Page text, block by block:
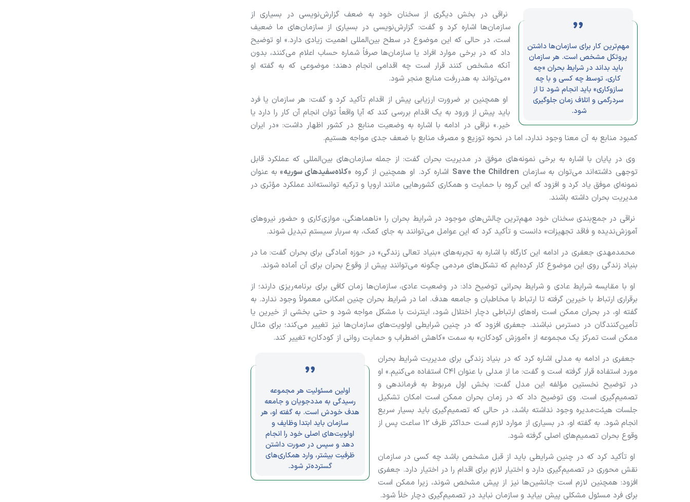
مهم‌ترین کار برای سازمان‌ها داشتن
پروتکل مشخص است. هر سازمان
باید بداند در شرایط بحران «چه
کاری، توسط چه کسی و با چه
سازوکاری» باید انجام شود تا از
سردرگمی و اتلاف زمان جلوگیری
شود.
نراقی در بخش دیگری از سخنان خود به ضعف گزارش‌نویسی در بسیاری از
سازمان‌ها اشاره کرد و گفت: گزارش‌نویسی در بسیاری از سازمان‌های ما ضعیف
است، در حالی که این موضوع در سطح بین‌المللی اهمیت زیادی دارد.» او توضیح
داد که در برخی موارد افراد یا سازمان‌ها صرفاً شماره حساب اعلام می‌کنند، بدون
آنکه مشخص کنند قرار است چه اقدامی انجام دهند؛ موضوعی که به گفته او
«می‌تواند به هدررفت منابع منجر شود.
او همچنین بر ضرورت ارزیابی پیش از اقدام تأکید کرد و گفت: هر سازمان یا فرد
باید پیش از ورود به یک اقدام بررسی کند که آیا واقعاً توان انجام آن کار را دارد یا
خیر.» نراقی در ادامه با اشاره به وضعیت منابع در کشور اظهار داشت: «در ایران
کمبود منابع به آن معنا وجود ندارد، اما در نحوه توزیع و مصرف منابع با ضعف جدی مواجه هستیم.
وی در پایان با اشاره به برخی نمونه‌های موفق در مدیریت بحران گفت: از جمله سازمان‌های بین‌المللی که عملکرد قابل
توجهی داشته‌اند می‌توان به سازمان Save the Children اشاره کرد. او همچنین از گروه «کلاه‌سفید‌های سوریه» به عنوان
نمونه‌ای موفق یاد کرد و افزود که این گروه با حمایت و همکاری کشور‌هایی مانند اروپا و ترکیه توانسته‌اند عملکرد مؤثری در
مدیریت بحران داشته باشند.
نراقی در جمع‌بندی سخنان خود مهم‌ترین چالش‌های موجود در شرایط بحران را «ناهماهنگی، موازی‌کاری و حضور نیرو‌های
آموزش‌ندیده و فاقد تجهیزات» دانست و تأکید کرد که این عوامل می‌توانند به جای کمک، به سربار سیستم تبدیل شوند.
محمدمهدی جعفری در ادامه این کارگاه با اشاره به تجربه‌های «بنیاد تعالی زندگی» در حوزه آمادگی برای بحران گفت: ما در
بنیاد زندگی روی این موضوع کار کرده‌ایم که تشکل‌های مردمی چگونه می‌توانند پیش از وقوع بحران برای آن آماده شوند.
او با مقایسه شرایط عادی و شرایط بحرانی توضیح داد: در وضعیت عادی، سازمان‌ها زمان کافی برای برنامه‌ریزی دارند؛ از
برقراری ارتباط با خیرین گرفته تا ارتباط با مخاطبان و جامعه هدف. اما در شرایط بحران چنین امکانی معمولاً وجود ندارد. به
گفته او، در بحران ممکن است راه‌های ارتباطی دچار اختلال شود، اینترنت با مشکل مواجه شود و حتی بخشی از خیرین یا
تأمین‌کنندگان در دسترس نباشند. جعفری افزود که در چنین شرایطی اولویت‌های سازمان‌ها نیز تغییر می‌کند؛ برای مثال
ممکن است تمرکز یک مجموعه از «آموزش کودکان» به سمت «کاهش اضطراب و حمایت روانی از کودکان» تغییر کند.
اولین مسئولیت هر مجموعه
رسیدگی به مددجویان و جامعه
هدف خودش است. به گفته او، هر
سازمان باید ابتدا وظایف و
اولویت‌های اصلی خود را انجام
دهد و سپس در صورت داشتن
ظرفیت بیشتر، وارد همکاری‌های
گسترده‌تر شود.
جعفری در ادامه به مدلی اشاره کرد که در بنیاد زندگی برای مدیریت شرایط بحران
مورد استفاده قرار گرفته است و گفت: ما از مدلی با عنوان C۴I استفاده می‌کنیم.» او
در توضیح نخستین مؤلفه این مدل گفت: بخش اول مربوط به فرماندهی و
تصمیم‌گیری است. وی توضیح داد که در زمان بحران ممکن است امکان تشکیل
جلسات هیئت‌مدیره وجود نداشته باشد، در حالی که تصمیم‌گیری باید بسیار سریع
انجام شود. به گفته او، در بسیاری از موارد لازم است حداکثر ظرف ۱۲ ساعت پس از
وقوع بحران تصمیم‌های اصلی گرفته شود.
او تأکید کرد که در چنین شرایطی باید از قبل مشخص باشد چه کسی در سازمان
نقش محوری در تصمیم‌گیری دارد و اختیار لازم برای اقدام را در اختیار دارد. جعفری
افزود: همچنین لازم است جانشین‌ها نیز از پیش مشخص شوند، زیرا ممکن است
برای فرد مسئول مشکلی پیش بیاید و سازمان نباید در تصمیم‌گیری دچار خلأ شود.